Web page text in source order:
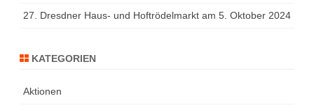
27. Dresdner Haus- und Hoftrödelmarkt am 5. Oktober 2024
KATEGORIEN
Aktionen